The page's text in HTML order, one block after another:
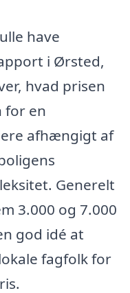
have
i Ørsted,
hvad prisen
for en
afhængigt af
Generelt
3.000 og 7.000
god idé at
fagfolk for